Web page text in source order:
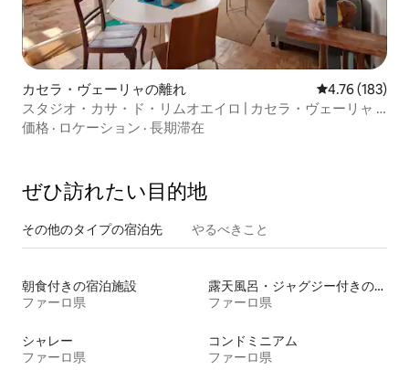
カセラ・ヴェーリャの離れ レビュー183
4.76 (183)
スタジオ・カサ・ド・リムオエイロ | カセラ・ヴェーリャ |
デザイン
価格 · ロケーション · 長期滞在
ぜひ訪⁠れ⁠た⁠い目⁠的⁠地
その他のタ⁠イ⁠プ⁠の宿⁠泊⁠先 やるべきこと
朝食付きの宿泊施設
ファーロ県
露天風呂・ジャグジー付きの宿泊施設
ファーロ県
シャレー
ファーロ県
コンドミニアム
ファーロ県